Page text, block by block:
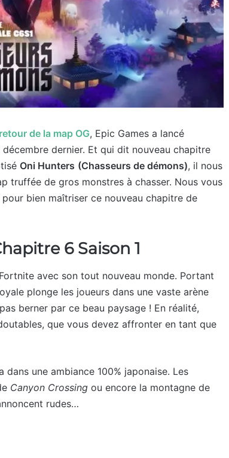
de la map OG, Epic Games a lancé
dernier. Et qui dit nouveau chapitre
Oni Hunters (Chasseurs de démons), il nous
truffée de gros monstres à chasser. Nous vous
bien maîtriser ce nouveau chapitre de
6 Saison 1
avec son tout nouveau monde. Portant
plonge les joueurs dans une vaste arène
berner par ce beau paysage ! En réalité,
que vous devez affronter en tant que
une ambiance 100% japonaise. Les
Canyon Crossing ou encore la montagne de
rudes…